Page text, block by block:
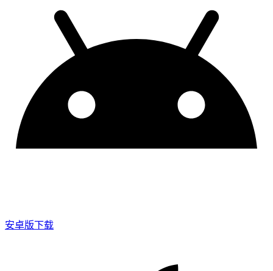
安卓版下载